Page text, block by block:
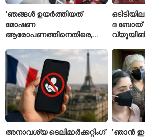
'ഞങ്ങൾ ഉയർത്തിയത്
മോഷണ
ആരോപണത്തിനെതിരെ,
റിജിജുവിന് മറുപടിയുമായി
സഞ്ജയ് റാവത്ത്
ദ
വ്യൂയിങ്
അനാവശ്യ ടെലിമാർക്കറ്റിംഗ്
'ഞാൻ